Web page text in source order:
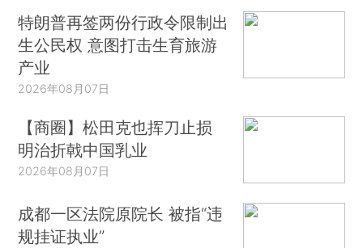
特朗普再签两份行政令限制出
生公民权 意图打击生育旅游
产业
2026年08月07日
【商圈】松田克也挥刀止损
明治折戟中国乳业
2026年08月07日
成都一区法院原院长 被指“违
规挂证执业”